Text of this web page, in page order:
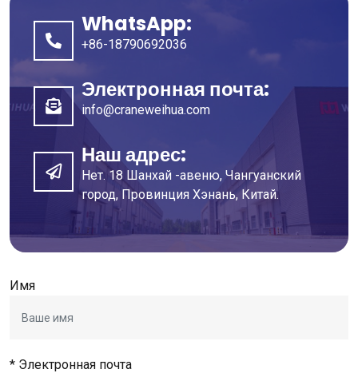
WhatsApp:
+86-18790692036
Электронная почта:
info@craneweihua.com
Наш адрес:
Нет. 18 Шанхай -авеню, Чангуанский
город, Провинция Хэнань, Китай.
Имя
* Электронная почта